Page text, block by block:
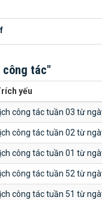
công tác"
yếu
công tác tuần 03 từ
công tác tuần 02 từ
công tác tuần 01 từ
công tác tuần 52 từ
công tác tuần 51 từ